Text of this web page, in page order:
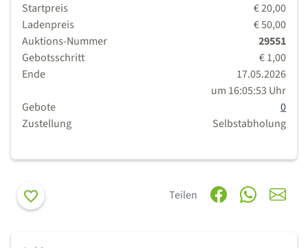
Startpreis
€ 20,00
Ladenpreis
€ 50,00
Auktions-Nummer
29551
Gebotsschritt
€ 1,00
Ende
17.05.2026
um 16:05:53 Uhr
Gebote
0
Zustellung
Selbstabholung
Merken Teilen